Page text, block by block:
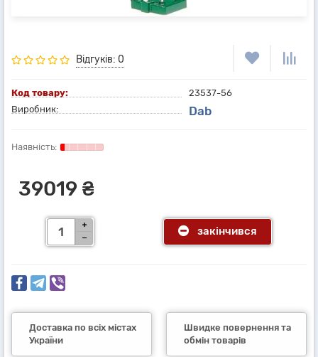
Відгуків: 0
Код товару:
23537-56
Виробник:
Dab
39019 ₴
закінчився
Доставка по всіх містах
України
Швидке повернення та
обмін товарів